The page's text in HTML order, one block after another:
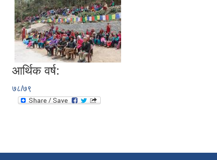
आर्थिक वर्ष:
७८/७९